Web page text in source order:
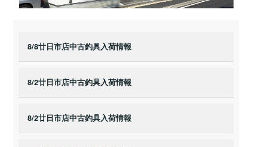
8/8廿日市店中古釣具入荷情報
8/2廿日市店中古釣具入荷情報
8/2廿日市店中古釣具入荷情報